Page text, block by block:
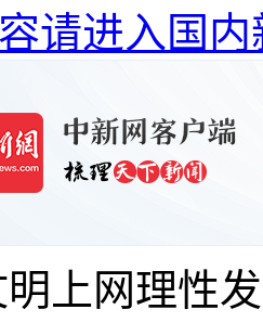
请进入国内
明上网理性